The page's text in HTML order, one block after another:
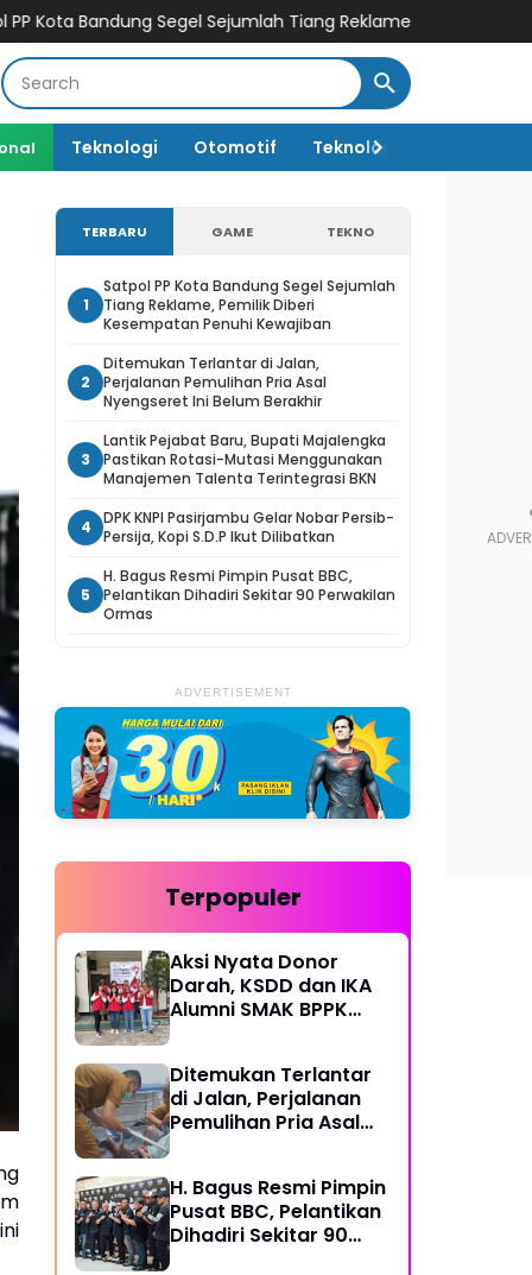
Segel Sejumlah Tiang Reklame, Pemilik Diberi Kesempatan
Teknologi Otomotif Teknologi AI
TERBARU GAME TEKNO
1
Satpol PP Kota Bandung Segel Sejumlah
Tiang Reklame, Pemilik Diberi
Kesempatan Penuhi Kewajiban
2
Ditemukan Terlantar di Jalan,
Perjalanan Pemulihan Pria Asal
Nyengseret Ini Belum Berakhir
3
Lantik Pejabat Baru, Bupati Majalengka
Pastikan Rotasi-Mutasi Menggunakan
Manajemen Talenta Terintegrasi BKN
4
DPK KNPI Pasirjambu Gelar Nobar Persib-
Persija, Kopi S.D.P Ikut Dilibatkan
5
H. Bagus Resmi Pimpin Pusat BBC,
Pelantikan Dihadiri Sekitar 90 Perwakilan
Ormas
ADVERTISEMENT
Terpopuler
Aksi Nyata Donor
Darah, KSDD dan IKA
Alumni SMAK BPPK
Ditemukan Terlantar
di Jalan, Perjalanan
Pemulihan Pria Asal
H. Bagus Resmi Pimpin
Pusat BBC, Pelantikan
Dihadiri Sekitar 90